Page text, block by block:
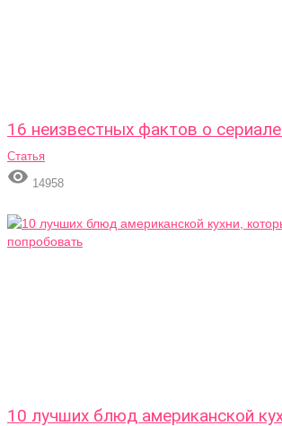
16 неизвестных фактов о
Статья
 14958
10 лучших блюд американской